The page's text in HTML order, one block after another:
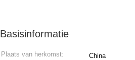
Basisinformatie
Plaats van herkomst: China